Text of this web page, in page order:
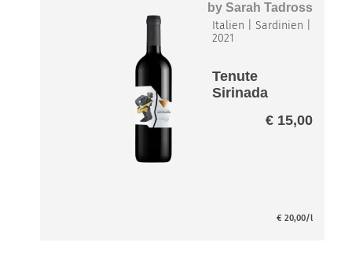
by Sarah Tadross
Italien |Sardinien
2021
Tenute
Sirinada
Sardegna
€15,00
€ 20,00/l